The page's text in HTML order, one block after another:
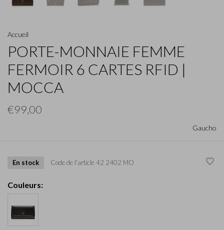
Accueil
PORTE-MONNAIE FEMME
FERMOIR 6 CARTES RFID |
MOCCA
€99,00
Gaucho
En stock Code de l'article42 2402 MO
Couleurs: